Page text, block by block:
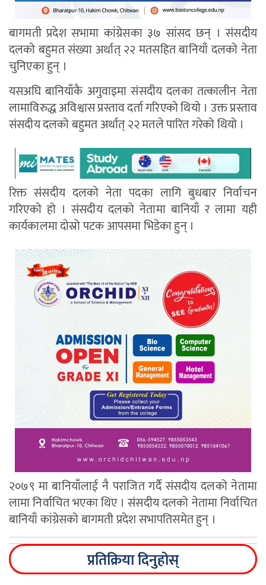
बागमती प्रदेश सभामा कांग्रेसका ३७ सांसद छन् । संसदीय
दलको बहुमत संख्या अर्थात् २२ मतसहित बानियाँ दलको नेता
चुनिएका हुन् ।
यसअघि बानियाँकै अगुवाइमा संसदीय दलका तत्कालीन नेता
लामाविरुद्ध अविश्वास प्रस्ताव दर्ता गरिएको थियो । उक्त प्रस्ताव
संसदीय दलको बहुमत अर्थात् २२ मतले पारित गरेको थियो ।
रिक्त संसदीय दलको नेता पदका लागि बुधबार निर्वाचन
गरिएको हो । संसदीय दलको नेतामा बानियाँ र लामा यही
कार्यकालमा दोस्रो पटक आपसमा भिडेका हुन् ।
२०७९ मा बानियाँलाई नै पराजित गर्दै संसदीय दलको नेतामा
लामा निर्वाचित भएका थिए । संसदीय दलको नेतामा निर्वाचित
बानियाँ कांग्रेसको बागमती प्रदेश सभापतिसमेत हुन् ।
प्रतिक्रिया दिनुहोस्